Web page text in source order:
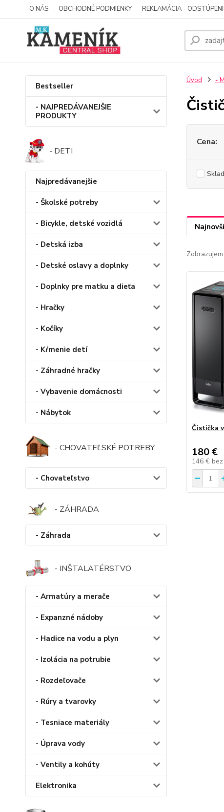
O NÁS OBCHODNÉ PODMIENKY REKLAMÁCIA -
Bestseller
- NAJPREDÁVANEJŠIE
PRODUKTY
- DETI
Najpredávanejšie
- Školské potreby
- Bicykle, detské vozidlá
- Detská izba
- Detské oslavy a doplnky
- Doplnky pre matku a dieťa
- Hračky
- Kočíky
- Kŕmenie detí
- Záhradné hračky
- Vybavenie domácnosti
- Nábytok
- CHOVATEĽSKÉ POTREBY
- Chovateľstvo
- ZÁHRADA
- Záhrada
- INŠTALATÉRSTVO
- Armatúry a merače
- Expanzné nádoby
- Hadice na vodu a plyn
- Izolácia na potrubie
- Rozdeľovače
- Rúry a tvarovky
- Tesniace materiály
- Úprava vody
- Ventily a kohúty
Elektronika
Úvod -
Cena:
Čistička
180 €
146 €